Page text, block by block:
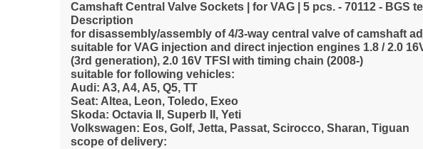
Camshaft Central Valve Sockets | for VAG | 5 pcs. - 70112 - BGS
Description
for disassembly/assembly of 4/3-way central valve of camshaft
suitable for VAG injection and direct injection engines 1.8 / 2.0
(3rd generation), 2.0 16V TFSI with timing chain (2008-)
suitable for following vehicles:
Audi: A3, A4, A5, Q5, TT
Seat: Altea, Leon, Toledo, Exeo
Skoda: Octavia II, Superb II, Yeti
Volkswagen: Eos, Golf, Jetta, Passat, Scirocco, Sharan, Tiguan
scope of delivery: